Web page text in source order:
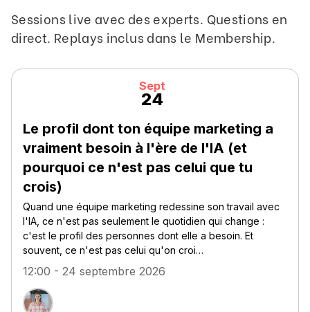
Sessions live avec des experts. Questions en
direct. Replays inclus dans le Membership.
Sept
24
Le profil dont ton équipe marketing a
vraiment besoin à l'ère de l'IA (et
pourquoi ce n'est pas celui que tu
crois)
Quand une équipe marketing redessine son travail avec
l'IA, ce n'est pas seulement le quotidien qui change :
c'est le profil des personnes dont elle a besoin. Et
souvent, ce n'est pas celui qu'on croi…
12:00 - 24 septembre 2026